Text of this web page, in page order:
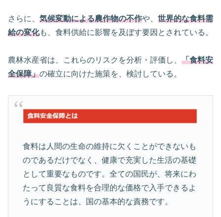
さらに、 気候変動による農作物の不作や、 世界的な食料需
給の変化も、食料供給に影響を及ぼす要因とされている。
農林水産省は、これらのリスクを分析・評価し、 「食料安
全保障」の確立に向けた施策を、検討している。
食料は人間の生命の維持に欠くことができないも
のであるだけでなく、健康で充実した生活の基礎
として重要なものです。全ての国民が、将来にわ
たって良質な食料を合理的な価格で入手できるよ
うにすることは、国の基本的な責務です。